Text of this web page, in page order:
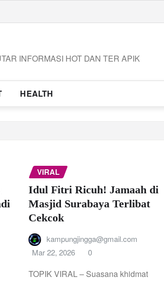
INFORMASI HOT DAN TER APIK
HEALTH
VIRAL
Idul Fitri Ricuh! Jamaah di
Masjid Surabaya Terlibat
Cekcok
kampungjingga@gmail.com
Mar 22, 2026
0
TOPIK VIRAL – Suasana khidmat